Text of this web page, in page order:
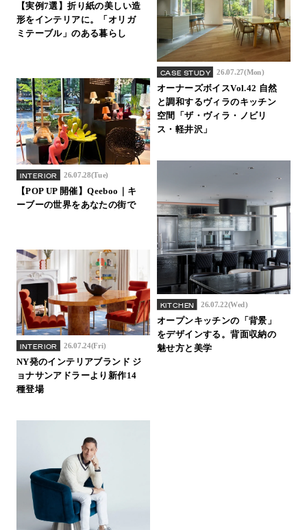
【実例7選】折り紙の美しい造
形をインテリアに。「オリガ
ミテーブル」のある暮らし
INTERIOR 26.07.28(Tue)
【POP UP 開催】Qeeboo｜キ
ーブーの世界をあなたの街で
CASE STUDY 26.07.27(Mon)
オーナーズボイスVol.42 自然
と調和するヴィラのキッチン
空間「ザ・ヴィラ・ノビリ
ス・軽井沢」
INTERIOR 26.07.24(Fri)
NY発のインテリアブランド ジ
ョナサンアドラーより新作14
種登場
KITCHEN 26.07.22(Wed)
オープンキッチンの「背景」
をデザインする。背面収納の
魅せ方と美学